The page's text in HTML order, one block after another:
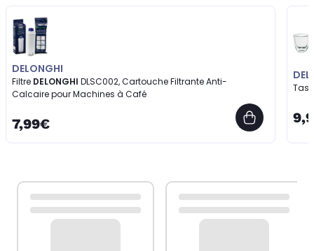
DELONGHI
Filtre DELONGHI
Calcaire pour Machines à Café
7,99€